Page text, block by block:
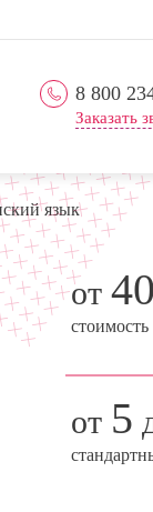
8 800
Заказать
язык
от
стоимость
от 5